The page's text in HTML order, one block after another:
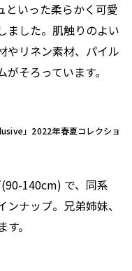
といった柔らかく可愛
ました。肌触りのよい
やリネン素材、パイル
そろっています。
」2022年春夏コレクショ
140cm) で、同系
ナップ。兄弟姉妹、
。